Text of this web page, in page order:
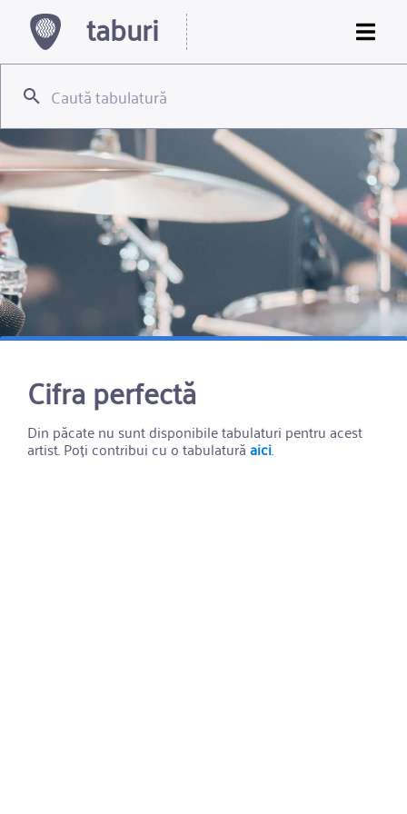
taburi
Cifra perfectă
Din păcate nu sunt disponibile tabulaturi pentru acest
artist. Poți contribui cu o tabulaturăaici.